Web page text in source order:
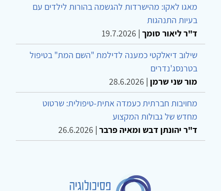
מאגו לאקו: מהישרדות להגשמה בהורות לילדים עם
בעיות התנהגות
ד"ר ליאור סומך |
19.7.2026
שילוב דיאלקטי כמענה לדילמת "השם המת" בטיפול
בטרנסג'נדרים
מור שני שרמן |
28.6.2026
מחויבות חברתית כעמדה אתית-טיפולית: שרטוט
מחדש של גבולות המקצוע
ד"ר יהונתן דבש ומאיה פרבר |
26.6.2026